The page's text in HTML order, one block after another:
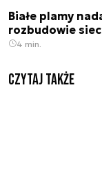
Białe plamy
rozbudowie
4 min.
Czytaj także